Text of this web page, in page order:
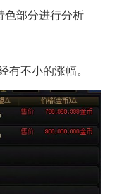
色部分进行分析
有不小的涨幅。